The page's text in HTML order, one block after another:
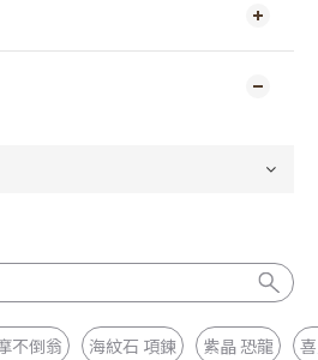
不倒翁 海紋石 項鍊 紫晶 恐龍